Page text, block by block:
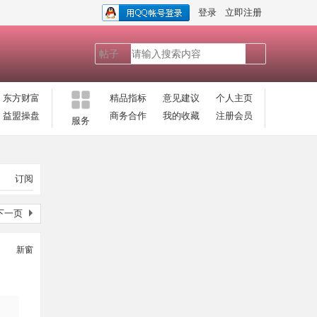
登录 立即注册
帖子
东方财富
益盟操盘 服务
精品指标 意见建议
个人主页
商务合作
我的收藏 注册会员
订阅
一页
新窗